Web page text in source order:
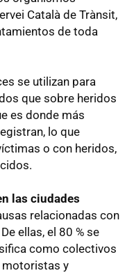
Català de Trànsit,
de toda
se utilizan para
que sobre heridos
es donde más
lo que
o con heridos,
las ciudades
relacionadas con
ellas, el 80 % se
como colectivos
motoristas y